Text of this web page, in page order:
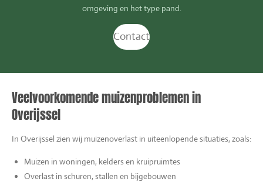
omgeving en het type pand.
Contact
Veelvoorkomende muizenproblemen in
Overijssel
In Overijssel zien wij muizenoverlast in uiteenlopende situaties, zoals:
Muizen in woningen, kelders en kruipruimtes
Overlast in schuren, stallen en bijgebouwen